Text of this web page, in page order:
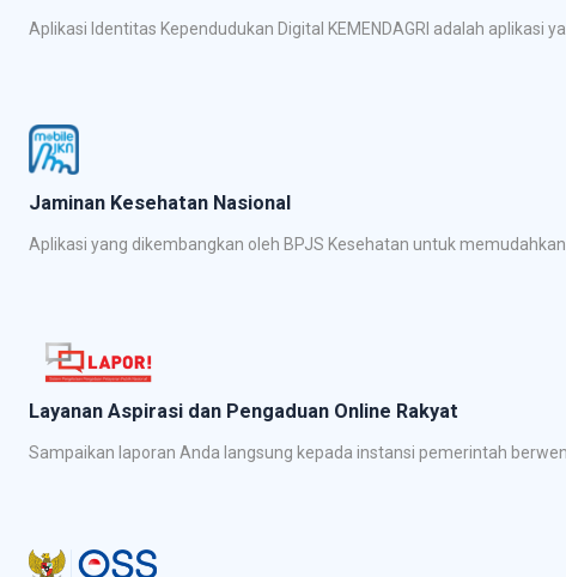
Aplikasi Identitas Kependudukan Digital KEMENDAGRI adalah
Jaminan Kesehatan Nasional
Aplikasi yang dikembangkan oleh BPJS Kesehatan untuk
Layanan Aspirasi dan Pengaduan Online Rakyat
Sampaikan laporan Anda langsung kepada instansi pemerintah